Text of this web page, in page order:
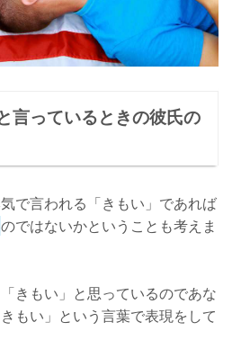
言っているときの彼氏の
で言われる「きもい」であれば
のではないかということも考えま
きもい」と思っているのであな
もい」という言葉で表現をして